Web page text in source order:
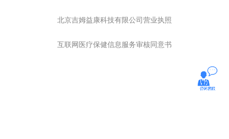
北京吉姆益康科技有限公司营业执照
互联网医疗保健信息服务审核同意书